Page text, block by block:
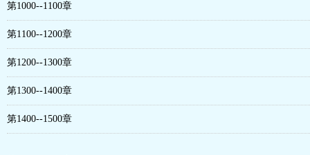
第1000--1100章
第1100--1200章
第1200--1300章
第1300--1400章
第1400--1500章